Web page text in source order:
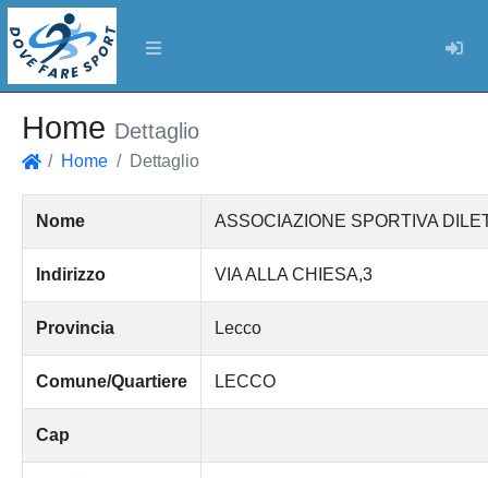
Home Dettaglio
Home Dettaglio
Nome ASSOCIAZIONE SPORTIVA
Indirizzo VIA ALLA CHIESA,3
Provincia Lecco
Comune/Quartiere LECCO
Cap